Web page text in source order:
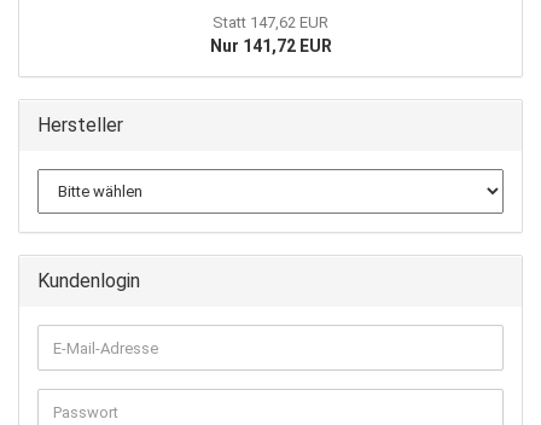
Statt 147,62 EUR
Nur 141,72 EUR
Hersteller
Kundenlogin
E-
Mail-
Adresse
Passwort